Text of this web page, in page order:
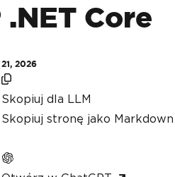
.NET Core
2026
Skopiuj dla LLM
Skopiuj stronę jako